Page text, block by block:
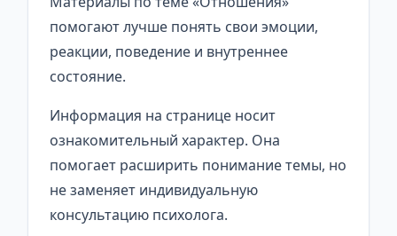
помогают лучше понять свои эмоции,
реакции, поведение и внутреннее
состояние.
Информация на странице носит
ознакомительный характер. Она
помогает расширить понимание темы, но
не заменяет индивидуальную
консультацию психолога.